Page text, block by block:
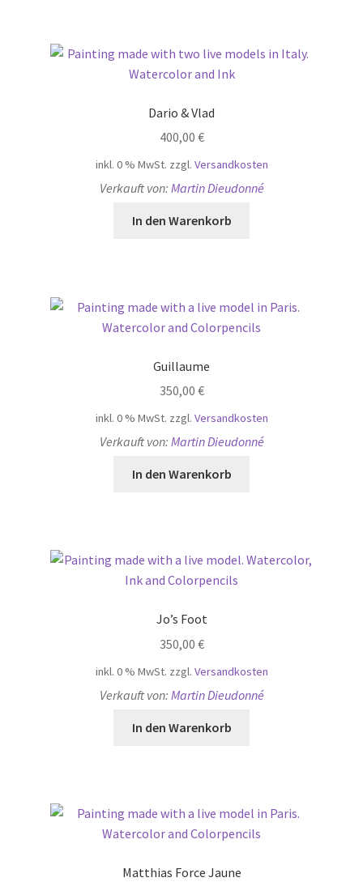
Dario & Vlad
400,00 €
inkl. 0 % MwSt. zzgl. Versandkosten
Verkauft von: Martin Dieudonné
In den Warenkorb
Guillaume
350,00 €
inkl. 0 % MwSt. zzgl. Versandkosten
Verkauft von: Martin Dieudonné
In den Warenkorb
Jo’s Foot
350,00 €
inkl. 0 % MwSt. zzgl. Versandkosten
Verkauft von: Martin Dieudonné
In den Warenkorb
Matthias Force Jaune